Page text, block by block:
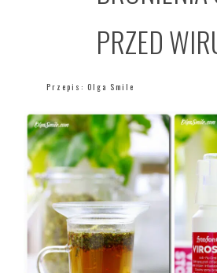
PRZED
Przepis:Olga Smile